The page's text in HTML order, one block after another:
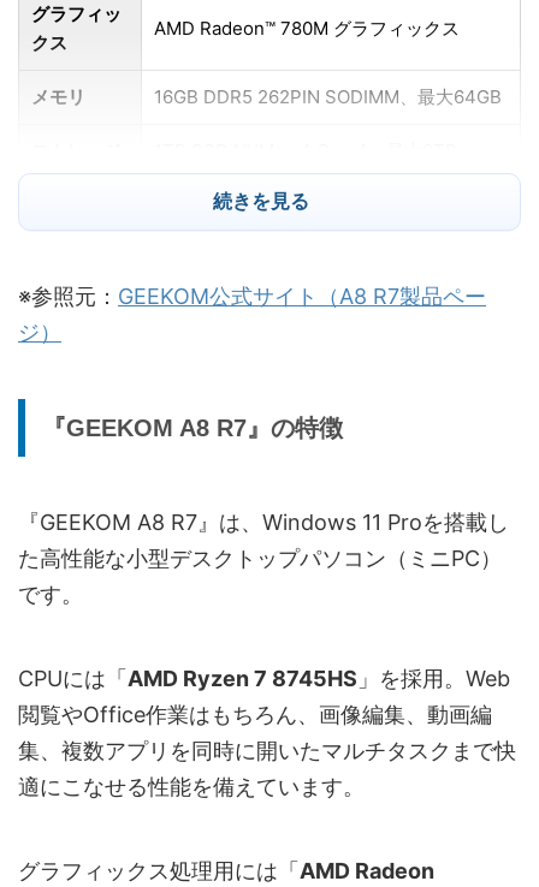
グラフィッ
クス
AMD Radeon™ 780M グラフィックス
メモリ 16GB DDR5 262PIN SODIMM、最大64GB
HDA CODEC
・USB 3.2 Gen2 Type-A ×2
【背面】
送対応）
・HDMI 2.0 ×2（4K出力対応）
・2.5G RJ45 LANポート
有線LAN
2.5G RJ45 LAN（10/100/1000/2500
Mbps、RTL8125BG-CG）
M.2 Wi-Fi 6E AW-XB591NF、Bluetooth
続きを見る
※参照元： GEEKOM公式サイト（A8 R7製品ペー
ジ）
『GEEKOM A8 R7』の特徴
『GEEKOM A8 R7』は、Windows 11 Proを搭載し
た高性能な小型デスクトップパソコン（ミニPC）
です。
CPUには「 AMD Ryzen 7 8745HS 」を採用。Web
閲覧やOffice作業はもちろん、画像編集、動画編
集、複数アプリを同時に開いたマルチタスクまで快
適にこなせる性能を備えています。
グラフィックス処理用には「 AMD Radeon